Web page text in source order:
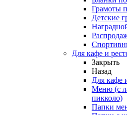
Грамоты
Детские
Для кафе и
Закрыть
Назад
Для кафе
Меню (с
пикколо)
Папки